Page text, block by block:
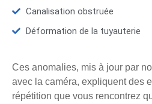
Canalisation obstruée
Déformation de la tuyauterie
Ces anomalies, mis à jour par
avec la caméra, expliquent des
répétition que vous rencontrez